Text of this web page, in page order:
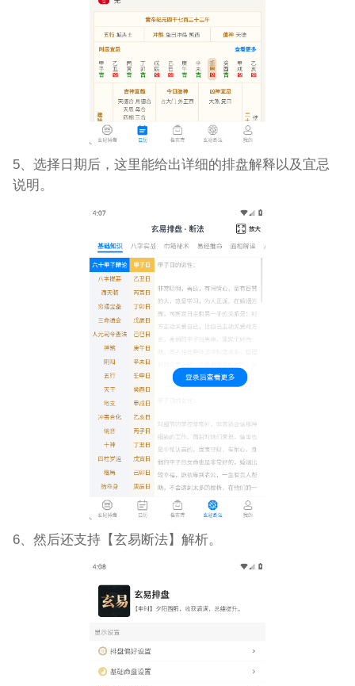
5、选择日期后，这里能给出详细的排盘解释以及宜忌
说明。
6、然后还支持【玄易断法】解析。